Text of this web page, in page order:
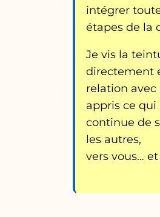
intégrer
étapes de la
Je vis la
directement
relation avec
appris ce qui
continue de
les autres,
vers vous…